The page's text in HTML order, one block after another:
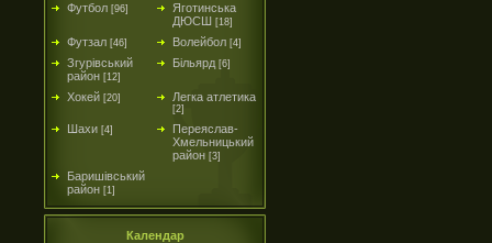
Футбол [96]
Яготинська
ДЮСШ [18]
Футзал [46] Волейбол [4]
Згурівський
район [12]
Більярд [6]
Хокей [20] Легка атлетика
[2]
Шахи [4]
Переяслав-
Хмельницький
район [3]
Баришівський
район [1]
Календар